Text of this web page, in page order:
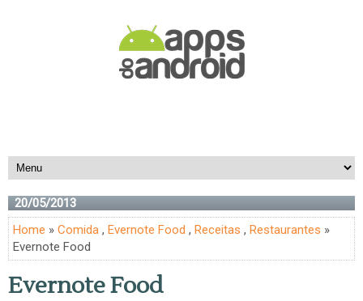
20/05/2013
Home » Comida , Evernote Food , Receitas , Restaurantes »
Evernote Food
Evernote Food